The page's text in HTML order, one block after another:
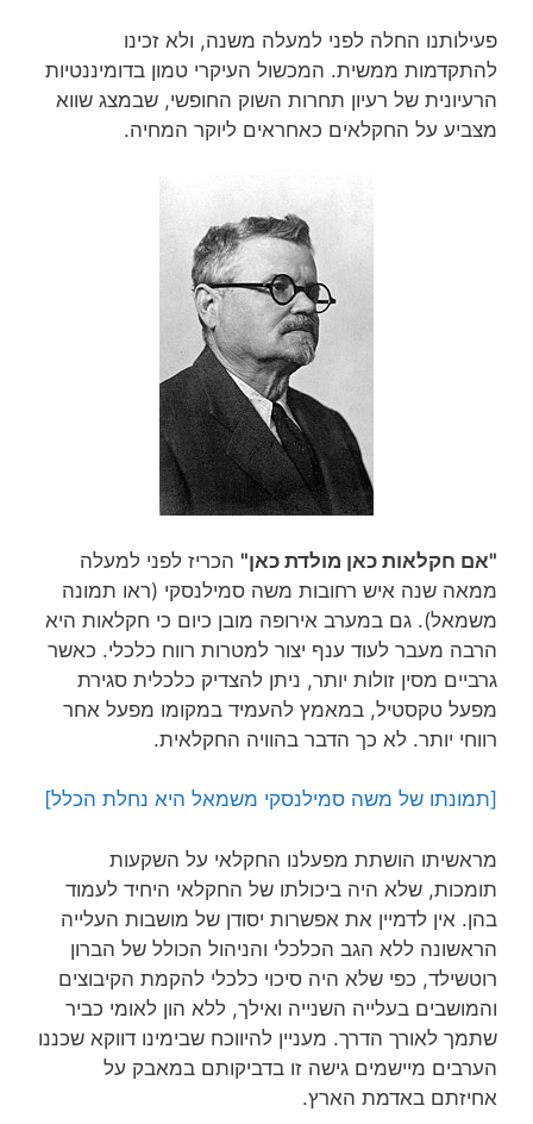
פעילותנו החלה לפני למעלה משנה, ולא זכינו
להתקדמות ממשית. המכשול העיקרי טמון בדומיננטיות
הרעיונית של רעיון תחרות השוק החופשי, שבמצג שווא
מצביע על החקלאים כאחראים ליוקר המחיה.
"אם חקלאות כאן מולדת כאן" הכריז לפני למעלה
ממאה שנה איש רחובות משה סמילנסקי (ראו תמונה
משמאל). גם במערב אירופה מובן כיום כי חקלאות היא
הרבה מעבר לעוד ענף יצור למטרות רווח כלכלי. כאשר
גרביים מסין זולות יותר, ניתן להצדיק כלכלית סגירת
מפעל טקסטיל, במאמץ להעמיד במקומו מפעל אחר
רווחי יותר. לא כך הדבר בהוויה החקלאית.
[תמונתו של משה סמילנסקי משמאל היא נחלת הכלל]
מראשיתו הושתת מפעלנו החקלאי על השקעות
תומכות, שלא היה ביכולתו של החקלאי היחיד לעמוד
בהן. אין לדמיין את אפשרות יסודן של מושבות העלייה
הראשונה ללא הגב הכלכלי והניהול הכולל של הברון
רוטשילד, כפי שלא היה סיכוי כלכלי להקמת הקיבוצים
והמושבים בעלייה השנייה ואילך, ללא הון לאומי כביר
שתמך לאורך הדרך. מעניין להיווכח שבימינו דווקא שכננו
הערבים מיישמים גישה זו בדביקותם במאבק על
אחיזתם באדמת הארץ.